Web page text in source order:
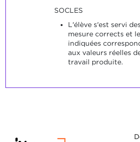
SOCLES
L'élève s'est servi
mesure corrects et
indiquées
aux valeurs réelles
travail produite.